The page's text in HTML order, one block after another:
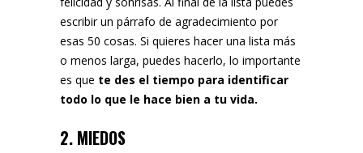
escribir un párrafo de agradecimiento por
esas 50 cosas. Si quieres hacer una lista más
o menos larga, puedes hacerlo, lo importante
es que te des el tiempo para identificar
todo lo que le hace bien a tu vida.
2. MIEDOS